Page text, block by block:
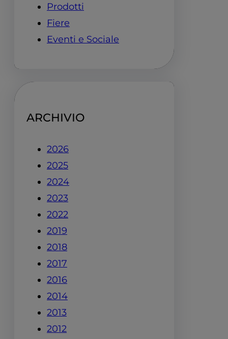
Prodotti
Fiere
Eventi e Sociale
ARCHIVIO
2026
2025
2024
2023
2022
2019
2018
2017
2016
2014
2013
2012